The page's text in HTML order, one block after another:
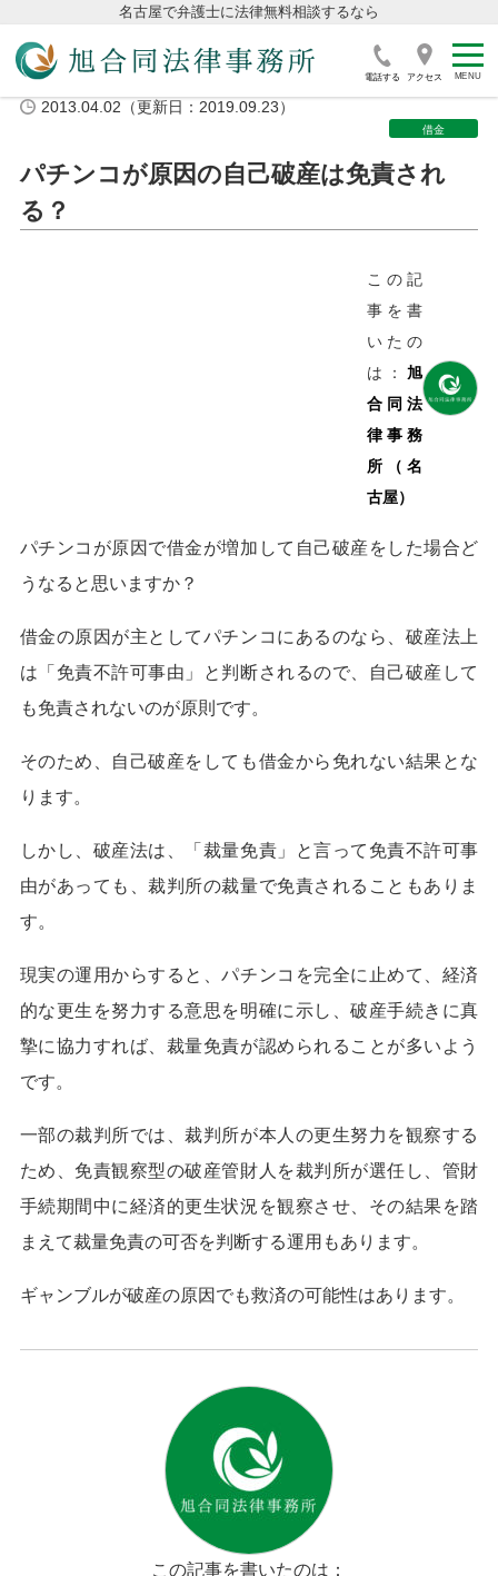
名古屋で弁護士に法律無料相談するなら
電話する アクセス
2013.04.02（更新日：2019.09.23）
借金
パチンコが原因の自己破産は免責され
る？
この記
事を書
いたの
は：旭
合同法
律事務
所（名
古屋）
パチンコが原因で借金が増加して自己破産をした場合ど
うなると思いますか？
借金の原因が主としてパチンコにあるのなら、破産法上
は「免責不許可事由」と判断されるので、自己破産して
も免責されないのが原則です。
そのため、自己破産をしても借金から免れない結果とな
ります。
しかし、破産法は、「裁量免責」と言って免責不許可事
由があっても、裁判所の裁量で免責されることもありま
す。
現実の運用からすると、パチンコを完全に止めて、経済
的な更生を努力する意思を明確に示し、破産手続きに真
摯に協力すれば、裁量免責が認められることが多いよう
です。
一部の裁判所では、裁判所が本人の更生努力を観察する
ため、免責観察型の破産管財人を裁判所が選任し、管財
手続期間中に経済的更生状況を観察させ、その結果を踏
まえて裁量免責の可否を判断する運用もあります。
ギャンブルが破産の原因でも救済の可能性はあります。
この記事を書いたのは：